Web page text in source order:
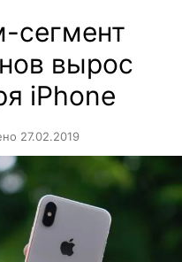
сегмент
вырос
iPhone
27.02.2019